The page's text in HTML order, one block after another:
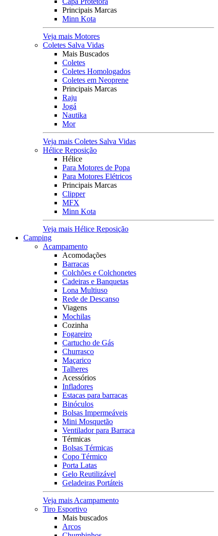
Principais Marcas
Minn Kota
Veja mais Motores
Coletes Salva Vidas
Mais Buscados
Coletes
Coletes Homologados
Coletes em Neoprene
Principais Marcas
Raju
Jogá
Nautika
Mor
Veja mais Coletes Salva Vidas
Hélice Reposição
Hélice
Para Motores de Popa
Para Motores Elétricos
Principais Marcas
Clipper
MFX
Minn Kota
Veja mais Hélice Reposição
Camping
Acampamento
Acomodações
Barracas
Colchões e Colchonetes
Cadeiras e Banquetas
Lona Multiuso
Rede de Descanso
Viagens
Mochilas
Cozinha
Fogareiro
Cartucho de Gás
Churrasco
Maçarico
Talheres
Acessórios
Infladores
Estacas para barracas
Binóculos
Bolsas Impermeáveis
Mini Mosquetão
Ventilador para Barraca
Térmicas
Bolsas Térmicas
Copo Térmico
Porta Latas
Gelo Reutilizável
Geladeiras Portáteis
Veja mais Acampamento
Tiro Esportivo
Mais buscados
Arcos